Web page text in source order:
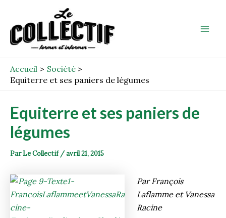
contenu
Accueil
Société
Equiterre et ses paniers de légumes
Equiterre et ses paniers de
légumes
ParLe Collectif /avril 21, 2015
Par François
Laflamme et Vanessa
Racine
navigation